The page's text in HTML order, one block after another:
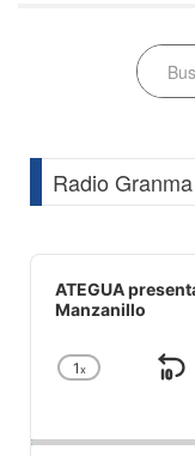
Radio
Audio
Player
ATEGUA
Manzanillo
Change
1x